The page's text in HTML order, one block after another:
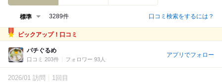
3289件 口コミ検索をするには？
ピックアップ！口コミ
パチぐるめ
口コミ 203件 フォロワー 93人
アプリでフォロー
2026/01 訪問 1回目